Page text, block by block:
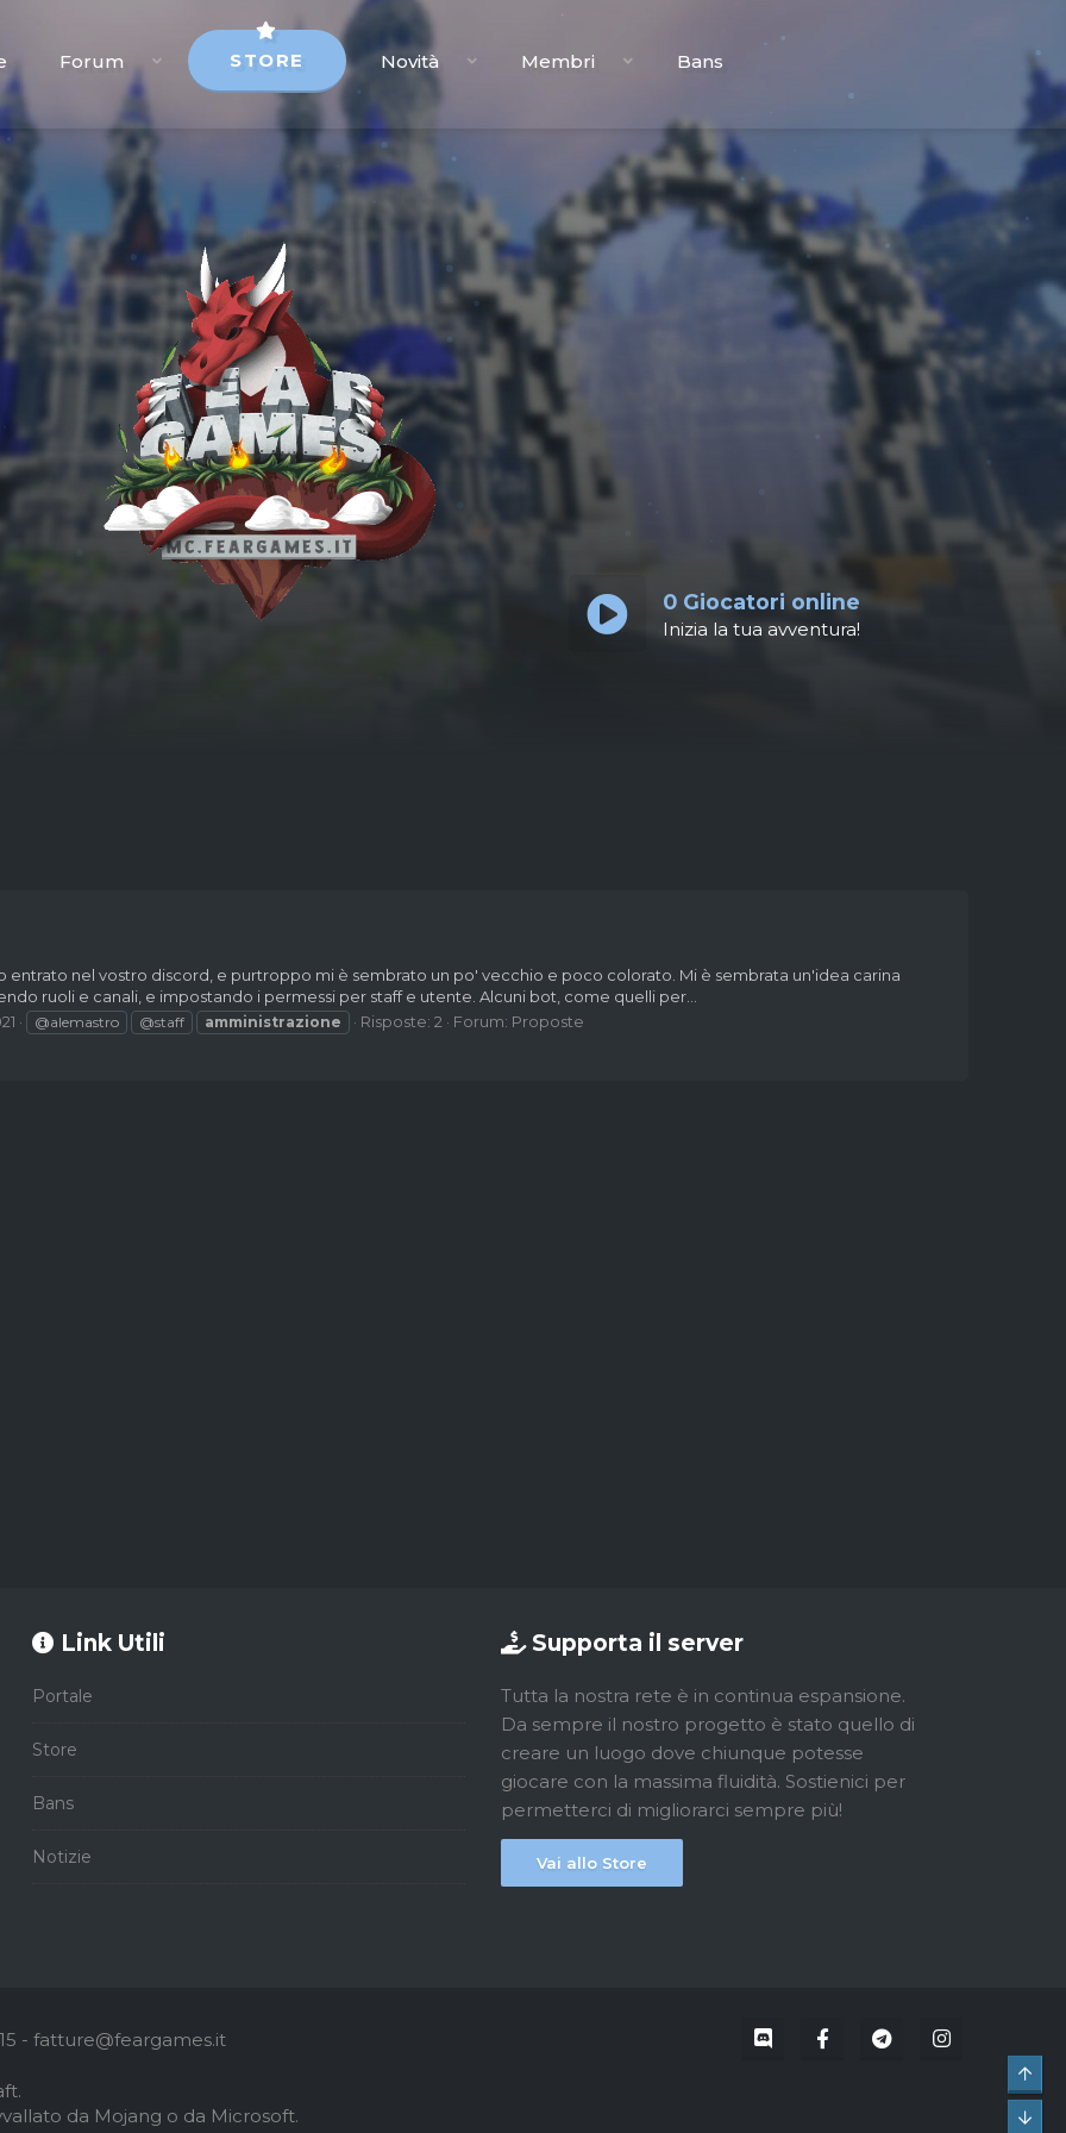
Forum STORE Novità Membri Bans
0 Giocatori online
Inizia la tua avventura!
nel vostro discord, e purtroppo mi è sembrato un po' vecchio e poco colorato. Mi è sembrata un'idea carina
ruoli e canali, e impostando i permessi per staff e utente. Alcuni bot, come quelli per...
@alemastro @staff amministrazione Risposte: 2 Forum: Proposte
Link Utili
Portale
Store
Bans
Notizie
Supporta il server
Tutta la nostra rete è in continua espansione.
Da sempre il nostro progetto è stato quello di
creare un luogo dove chiunque potesse
giocare con la massima fluidità. Sostienici per
permetterci di migliorarci sempre più!
Vai allo Store
- fatture@feargames.it
da Mojang o da Microsoft.
Top